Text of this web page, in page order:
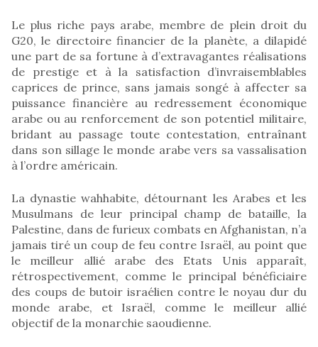
Le plus riche pays arabe, membre de plein droit du
G20, le directoire financier de la planète, a dilapidé
une part de sa fortune à d’extravagantes réalisations
de prestige et à la satisfaction d’invraisemblables
caprices de prince, sans jamais songé à affecter sa
puissance financière au redressement économique
arabe ou au renforcement de son potentiel militaire,
bridant au passage toute contestation, entraînant
dans son sillage le monde arabe vers sa vassalisation
à l’ordre américain.
La dynastie wahhabite, détournant les Arabes et les
Musulmans de leur principal champ de bataille, la
Palestine, dans de furieux combats en Afghanistan, n’a
jamais tiré un coup de feu contre Israël, au point que
le meilleur allié arabe des Etats Unis apparaît,
rétrospectivement, comme le principal bénéficiaire
des coups de butoir israélien contre le noyau dur du
monde arabe, et Israël, comme le meilleur allié
objectif de la monarchie saoudienne.